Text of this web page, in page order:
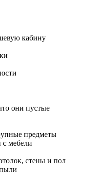
кабину
они пустые
предметы
мебели
стены и пол